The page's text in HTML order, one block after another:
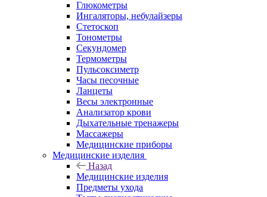
Глюкометры
Ингаляторы, небулайзеры
Стетоскоп
Тонометры
Секундомер
Термометры
Пульсоксиметр
Часы песочные
Ланцеты
Весы электронные
Анализатор крови
Дыхательные тренажеры
Массажеры
Медицинские приборы
Медицинские изделия
Назад
Медицинские изделия
Предметы ухода